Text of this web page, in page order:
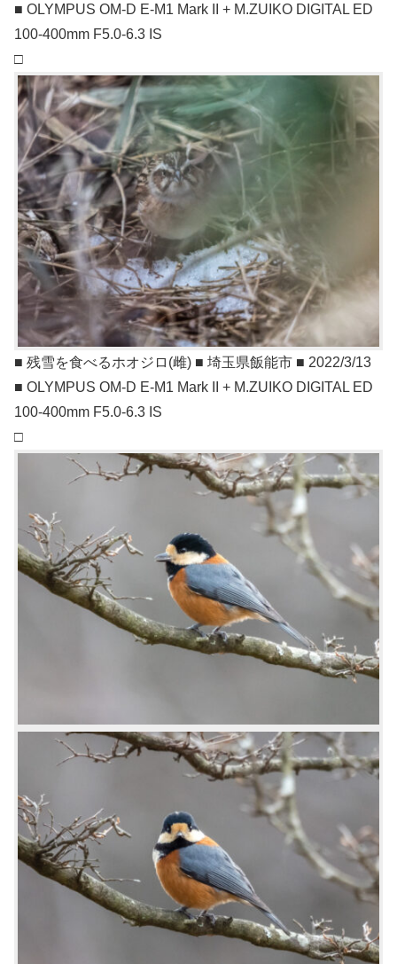
■ OLYMPUS OM-D E-M1 Mark II + M.ZUIKO DIGITAL ED
100-400mm F5.0-6.3 IS
□
■ 残雪を食べるホオジロ(雌) ■ 埼玉県飯能市 ■ 2022/3/13
■ OLYMPUS OM-D E-M1 Mark II + M.ZUIKO DIGITAL ED
100-400mm F5.0-6.3 IS
□